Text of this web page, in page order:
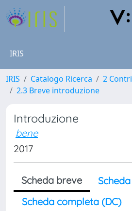
IRIS
IRIS Catalogo Ricerca
2
2.3 Breve introduzione
Introduzione
bene
2017
Scheda breve
Scheda completa (DC)